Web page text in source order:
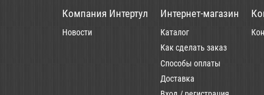
Компания Интертул
Новости
Интернет-магазин
Каталог
Как сделать заказ
Способы оплаты
Доставка